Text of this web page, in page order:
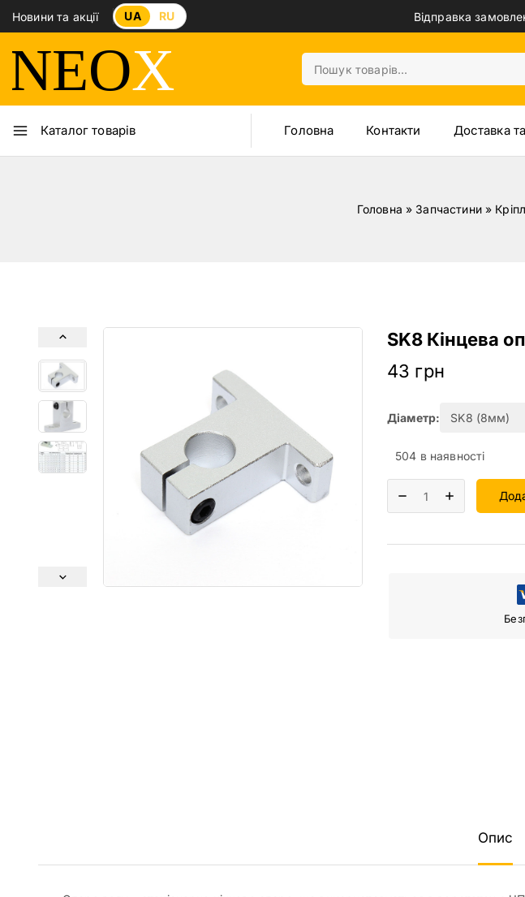
Новини та акції UA RU Відправка
Каталог товарів Головна Контакти Доставка
Головна » Запчастини»
SK8 Кінцева
43 грн
Діаметр:
504 в наявності
Опис